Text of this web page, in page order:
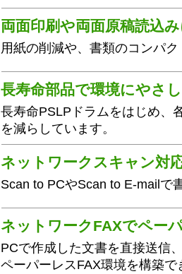
両面印刷や両面原稿読込
用紙の削減や、書類のコンパ
長寿命部品で環境にやさ
長寿命PSLPドラムをはじめ、
を減らしています。
ネットワークスキャン対
Scan to PCやScan to E-mailで
ネットワークFAXでペー
PCで作成した文書を直接送信
ペーパーレスFAX環境を構築で